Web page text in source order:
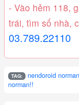
- Vào hẻm 118,
trái, tìm số nhà,
03.789.22110
TAG: nendoroid norman
norman!!